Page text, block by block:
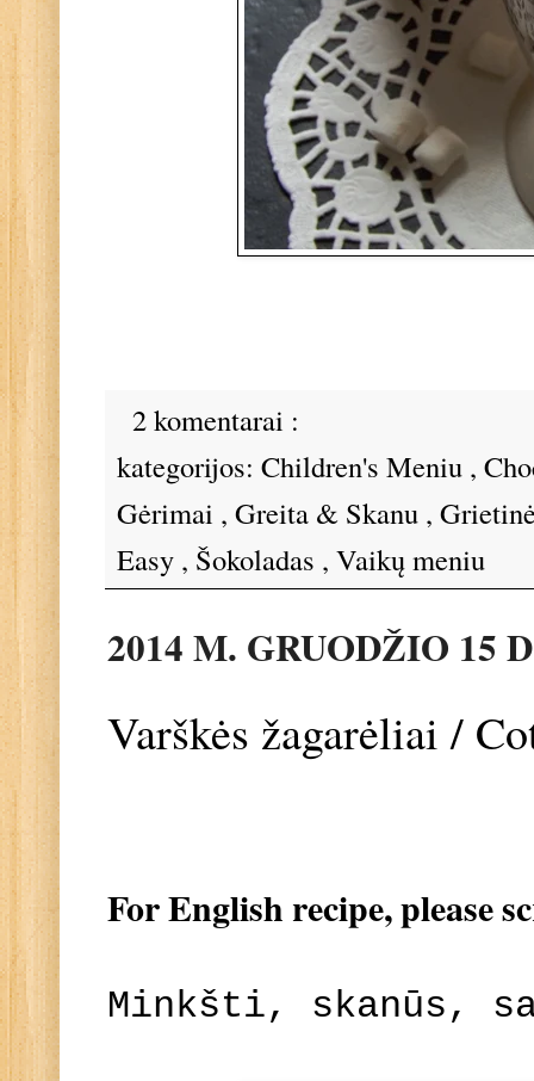
2 komentarai :
kategorijos: Children's Meniu ,
Gėrimai , Greita & Skanu ,
Easy , Šokoladas , Vaikų meniu
2014 M. GRUODŽIO 15
Varškės žagarėliai /
For English recipe, please
Minkšti, skanūs,